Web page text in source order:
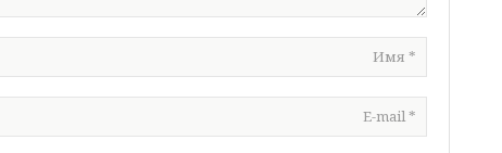
Имя*
E-mail*